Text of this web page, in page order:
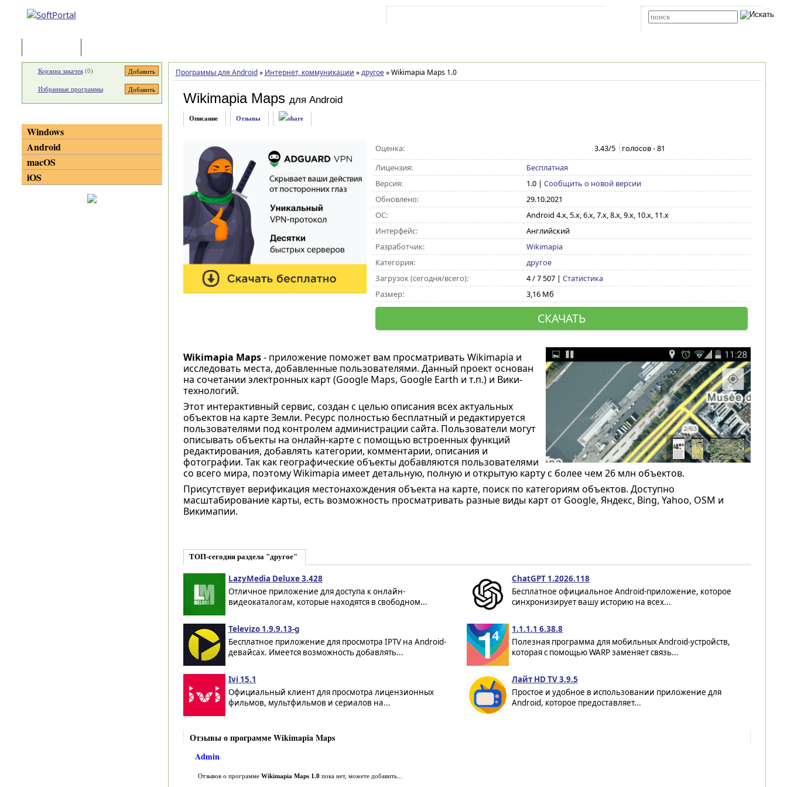
Программы для Android » Интернет, коммуникации » другое »Wikimapia Maps 1.0
Wikimapia Maps для Android
Описание Отзывы
Оценка: 3.43/5 голосов -81
Лицензия:
Бесплатная
Версия:
1.0| Сообщить о новой версии
Обновлено:
29.10.2021
ОС:
Android 4.x, 5.x, 6.x, 7.x, 8.x, 9.x, 10.x, 11.x
Интерфейс:
Английский
Разработчик:
Wikimapia
Категория:
другое
Загрузок (сегодня/всего):
4 / 7 507 | Статистика
Размер:
3,16 Мб
СКАЧАТЬ
Wikimapia Maps- приложение поможет вам просматривать Wikimapia и
исследовать места, добавленные пользователями. Данный проект основан
на сочетании электронных карт (Google Maps, Google Earth и т.п.) и Вики-
технологий.
Этот интерактивный сервис, создан с целью описания всех актуальных
объектов на карте Земли. Ресурс полностью бесплатный и редактируется
пользователями под контролем администрации сайта. Пользователи могут
описывать объекты на онлайн-карте с помощью встроенных функций
редактирования, добавлять категории, комментарии, описания и
фотографии. Так как географические объекты добавляются пользователями
со всего мира, поэтому Wikimapia имеет детальную, полную и открытую карту с более чем 26 млн объектов.
Присутствует верификация местонахождения объекта на карте, поиск по категориям объектов. Доступно
масштабирование карты, есть возможность просматривать разные виды карт от Google, Яндекс, Bing, Yahoo, OSM и
Викимапии.
ТОП-сегодня раздела "другое"
LazyMedia Deluxe 3.428
Отличное приложение для доступа к онлайн-
видеокаталогам, которые находятся в свободном...
ChatGPT 1.2026.118
Бесплатное официальное Android-приложение, которое
синхронизирует вашу историю на всех...
Televizo 1.9.9.13-g
Бесплатное приложение для просмотра IPTV на Android-
девайсах. Имеется возможность добавлять...
1.1.1.1 6.38.8
Полезная программа для мобильных Android-устройств,
которая с помощью WARP заменяет связь...
Ivi 15.1
Официальный клиент для просмотра лицензионных
фильмов, мультфильмов и сериалов на...
Лайт HD TV 3.9.5
Простое и удобное в использовании приложение для
Android, которое предоставляет...
Отзывы о программе Wikimapia Maps
Admin
Отзывов о программе Wikimapia Maps 1.0 пока нет, можете добавить...
Корзина закачек(0)
Избранные программы
Windows
Android
macOS
iOS